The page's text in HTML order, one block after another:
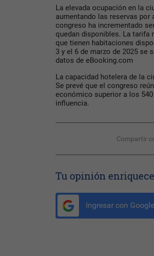
La elevada ocupación en la
aumentando las reservas por
congreso ha incrementado
quedan disponibles. La
que tienen habitaciones
3 y el 6 de marzo de 2025 se
datos de eBooking.com
La capacidad hotelera de la
Se prevé que el congreso
económico superior a los
influencia.
Compartir
Tu opinión
Ingresar con Google